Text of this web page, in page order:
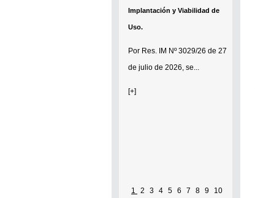
Implantación y Viabilidad de
Uso.
Por Res. IM Nº 3029/26 de 27
de julio de 2026, se...
[+]
1 2 3 4 5 6 7 8 9 10